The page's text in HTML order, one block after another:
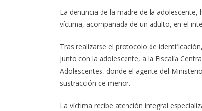
La denuncia de la madre de la
víctima, acompañada de un adulto, en el
Tras realizarse el protocolo de
junto con la adolescente, a la Fiscalía
Adolescentes, donde el agente del
sustracción de menor.
La víctima recibe atención integral